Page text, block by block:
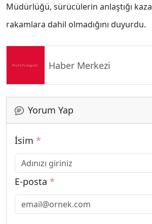
Müdürlüğü, sürücülerin anlaştığı
rakamlara dahil olmadığını duyurdu.
Haber Merkezi
Yorum Yap
İsim *
E-posta *